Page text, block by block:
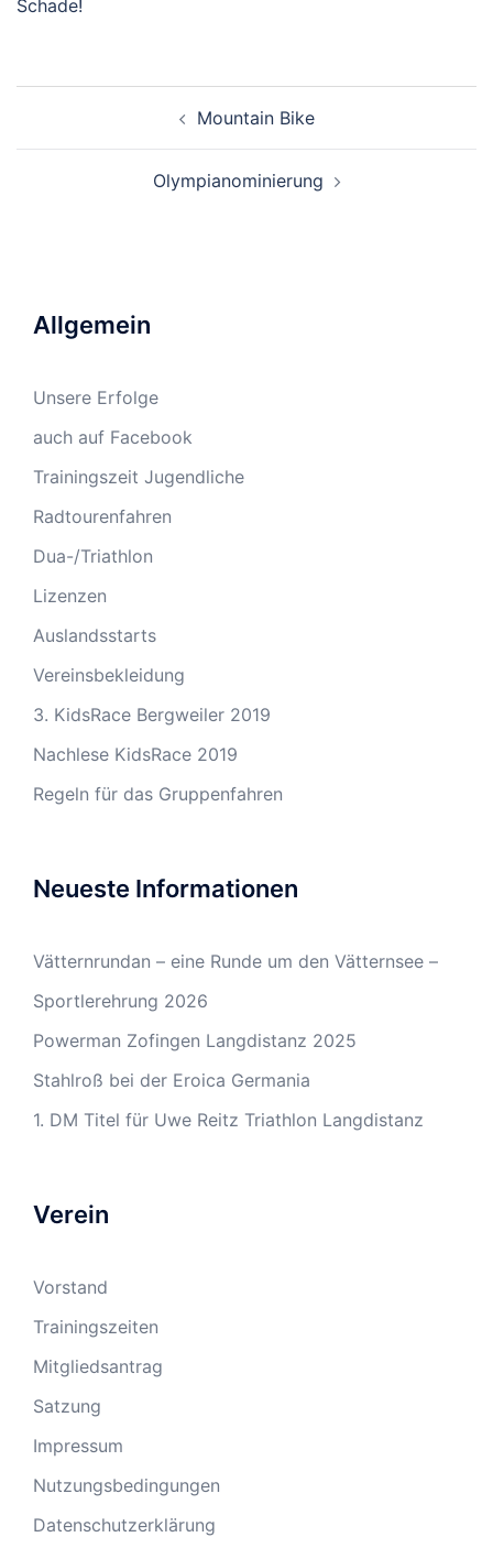
Schade!
Mountain Bike
Olympianominierung
Allgemein
Unsere Erfolge
auch auf Facebook
Trainingszeit Jugendliche
Radtourenfahren
Dua-/Triathlon
Lizenzen
Auslandsstarts
Vereinsbekleidung
3. KidsRace Bergweiler 2019
Nachlese KidsRace 2019
Regeln für das Gruppenfahren
Neueste Informationen
Vätternrundan – eine Runde um den Vätternsee –
Sportlerehrung 2026
Powerman Zofingen Langdistanz 2025
Stahlroß bei der Eroica Germania
1. DM Titel für Uwe Reitz Triathlon Langdistanz
Verein
Vorstand
Trainingszeiten
Mitgliedsantrag
Satzung
Impressum
Nutzungsbedingungen
Datenschutzerklärung